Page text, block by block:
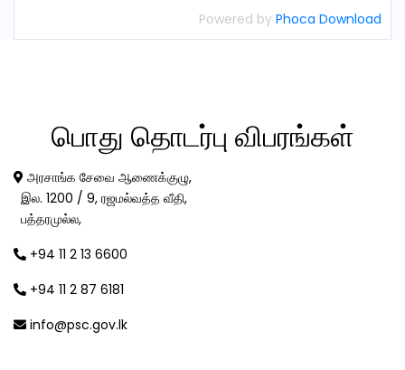
Powered by Phoca Download
பொது தொடர்பு விபரங்கள்
அரசாங்க சேவை ஆணைக்குழு,
இல. 1200 / 9, ரஜமல்வத்த வீதி,
பத்தரமுல்ல,
+94 11 2 13 6600
+94 11 2 87 6181
info@psc.gov.lk